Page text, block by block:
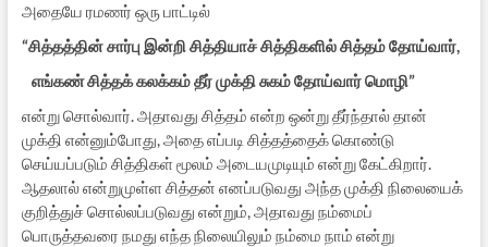
அதையே ரமணர் ஒரு பாட்டில்
“சித்தத்தின் சார்பு இன்றி சித்தியாச் சித்திகளில் சித்தம் தோய்வார்,
எங்கண் சித்தக் கலக்கம் தீர் முக்தி சுகம் தோய்வார் மொழி”
என்று சொல்வார். அதாவது சித்தம் என்ற ஒன்று தீர்ந்தால் தான்
முக்தி என்னும்போது, அதை எப்படி சித்தத்தைக் கொண்டு
செய்யப்படும் சித்திகள் மூலம் அடையமுடியும் என்று கேட்கிறார்.
ஆதலால் என்றுமுள்ள சித்தன் எனப்படுவது அந்த முக்தி நிலையைக்
குறித்துச் சொல்லப்படுவது என்றும், அதாவது நம்மைப்
பொருத்தவரை நமது எந்த நிலையிலும் நம்மை நாம் என்று